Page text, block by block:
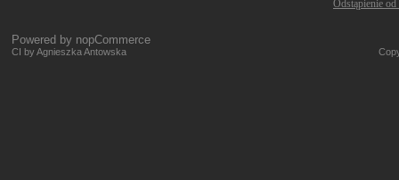
Odstąpienie
Powered by nopCommerce
CI by Agnieszka Antowska